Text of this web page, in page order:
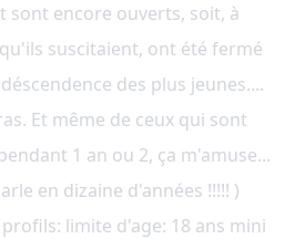
sont encore ouverts, soit, à
suscitaient, ont été fermé
des plus jeunes....
Et même de ceux qui sont
1 an ou 2, ça m'amuse...
en dizaine d'années !!!!! )
limite d'age: 18 ans mini